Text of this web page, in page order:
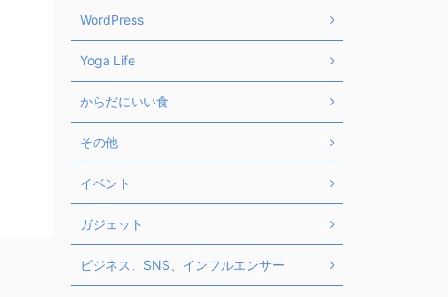
WordPress
Yoga Life
からだにいい食
その他
イベント
ガジェット
ビジネス、SNS、インフルエンサー